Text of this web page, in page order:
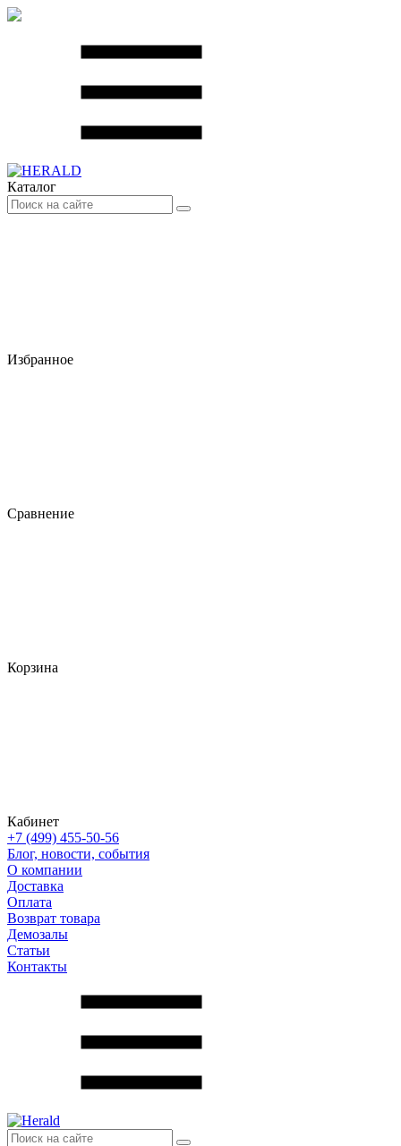
Каталог
Избранное
Сравнение
Корзина
Кабинет
+7 (499) 455-50-56
Блог, новости, события
О компании
Доставка
Оплата
Возврат товара
Демозалы
Статьи
Контакты